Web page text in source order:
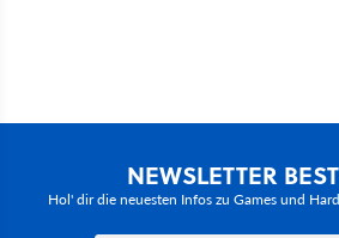
NEWSLETTER
Hol' dir die neuesten Infos zu Games und